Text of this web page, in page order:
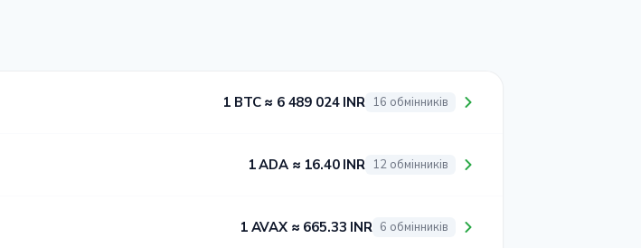
1 BTC ≈ 6 489 024 INR 16 обмінників
1 ADA ≈ 16.40 INR 12 обмінників
1 AVAX ≈ 665.33 INR 6 обмінників